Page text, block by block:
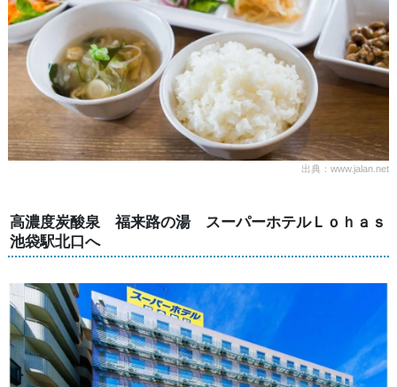
出典：www.jalan.net
高濃度炭酸泉 福来路の湯 スーパーホテルＬｏｈａｓ
池袋駅北口へ